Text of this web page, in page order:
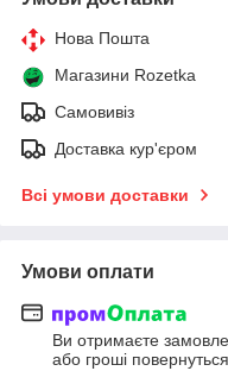
Нова Пошта
Магазини Rozetka
Самовивіз
Доставка кур'єром
Всі умови доставки
Умови оплати
Ви отримаєте
або гроші